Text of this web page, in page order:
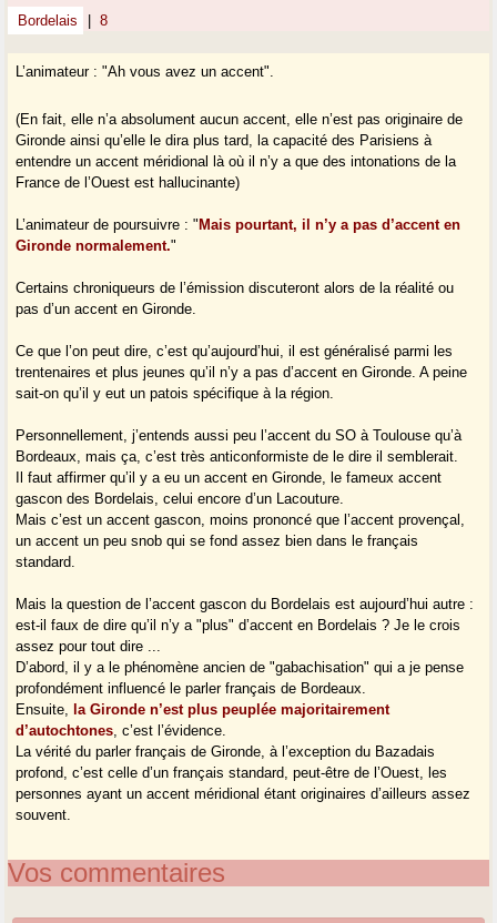
Bordelais 8
L’animateur : "Ah vous avez un accent".
(En fait, elle n’a absolument aucun accent, elle n’est pas originaire de
Gironde ainsi qu’elle le dira plus tard, la capacité des Parisiens à
entendre un accent méridional là où il n’y a que des intonations de la
France de l’Ouest est hallucinante)
L’animateur de poursuivre : " Mais pourtant, il n’y a pas d’accent en
Gironde normalement."
Certains chroniqueurs de l’émission discuteront alors de la réalité ou
pas d’un accent en Gironde.
Ce que l’on peut dire, c’est qu’aujourd’hui, il est généralisé parmi les
trentenaires et plus jeunes qu’il n’y a pas d’accent en Gironde. A peine
sait-on qu’il y eut un patois spécifique à la région.
Personnellement, j’entends aussi peu l’accent du SO à Toulouse qu’à
Bordeaux, mais ça, c’est très anticonformiste de le dire il semblerait.
Il faut affirmer qu’il y a eu un accent en Gironde, le fameux accent
gascon des Bordelais, celui encore d’un Lacouture.
Mais c’est un accent gascon, moins prononcé que l’accent provençal,
un accent un peu snob qui se fond assez bien dans le français
standard.
Mais la question de l’accent gascon du Bordelais est aujourd’hui autre :
est-il faux de dire qu’il n’y a "plus" d’accent en Bordelais ? Je le crois
assez pour tout dire ...
D’abord, il y a le phénomène ancien de "gabachisation" qui a je pense
profondément influencé le parler français de Bordeaux.
Ensuite, la Gironde n’est plus peuplée majoritairement
d’autochtones, c’est l’évidence.
La vérité du parler français de Gironde, à l’exception du Bazadais
profond, c’est celle d’un français standard, peut-être de l’Ouest, les
personnes ayant un accent méridional étant originaires d’ailleurs assez
souvent.
Vos commentaires